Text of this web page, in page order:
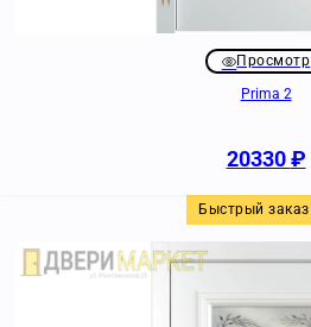
Просмотр
Prima 2
20330₽
Быстрый заказ